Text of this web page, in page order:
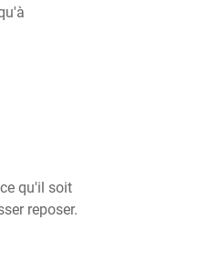
qu'il soit
reposer.